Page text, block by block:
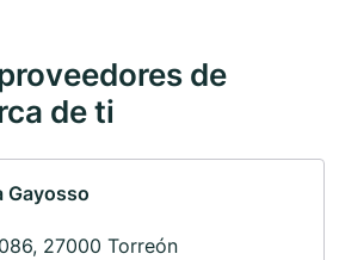
de
de ti
Gayosso
27000 Torreón